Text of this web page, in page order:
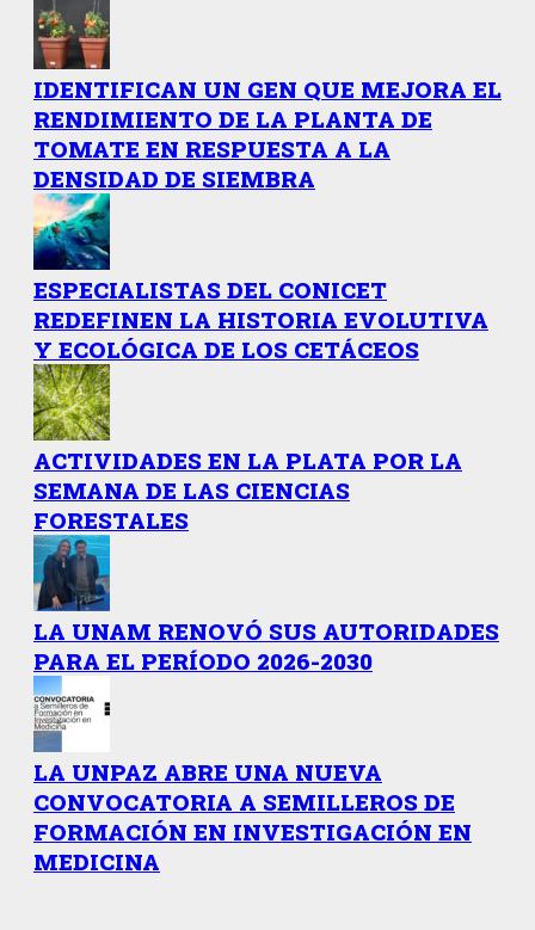
IDENTIFICAN UN GEN QUE MEJORA EL
RENDIMIENTO DE LA PLANTA DE
TOMATE EN RESPUESTA A LA
DENSIDAD DE SIEMBRA
ESPECIALISTAS DEL CONICET
REDEFINEN LA HISTORIA EVOLUTIVA
Y ECOLÓGICA DE LOS CETÁCEOS
ACTIVIDADES EN LA PLATA POR LA
SEMANA DE LAS CIENCIAS
FORESTALES
LA UNAM RENOVÓ SUS AUTORIDADES
PARA EL PERÍODO 2026-2030
LA UNPAZ ABRE UNA NUEVA
CONVOCATORIA A SEMILLEROS DE
FORMACIÓN EN INVESTIGACIÓN EN
MEDICINA